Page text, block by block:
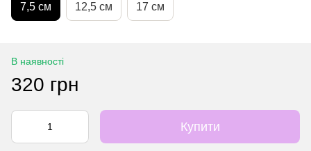
7,5 см 12,5 см 17 см
В наявності
320 грн
Купити